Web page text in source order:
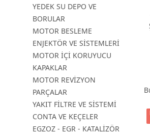
YEDEK SU DEPO VE
BORULAR
MOTOR BESLEME
ENJEKTÖR VE SİSTEMLERİ
MOTOR İÇİ KORUYUCU
KAPAKLAR
MOTOR REVİZYON
PARÇALAR
YAKIT FİLTRE VE SİSTEMİ
CONTA VE KEÇELER
EGZOZ - EGR - KATALİZÖR